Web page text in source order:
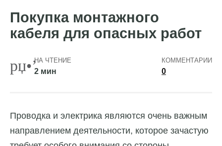
Покупка монтажного
кабеля для опасных работ
НА ЧТЕНИЕ
2 мин
КОММЕНТАРИИ
0
Проводка и электрика являются очень важным
направлением деятельности, которое зачастую